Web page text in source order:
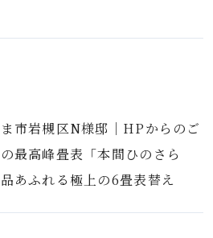
ま市岩槻区N様邸｜HPからのご
最高峰畳表「本間ひのさら
あふれる極上の6畳表替え